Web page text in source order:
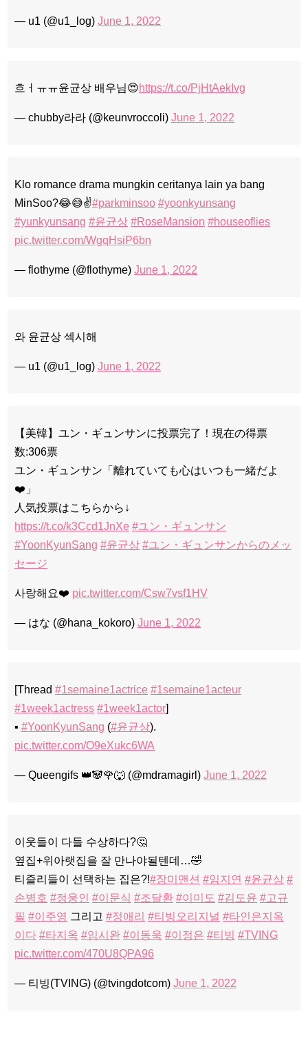
— u1 (@u1_log) June 1, 2022
흐ㅓㅠㅠ윤균상 배우님😍https://t.co/PjHtAekIvg
— chubby라라 (@keunvroccoli) June 1, 2022
Klo romance drama mungkin ceritanya lain ya bang
MinSoo?😂😅✌️#parkminsoo #yoonkyunsang
#yunkyunsang #윤균상 #RoseMansion #houseoflies
pic.twitter.com/WgqHsiP6bn
— flothyme (@flothyme) June 1, 2022
와 윤균상 섹시해
— u1 (@u1_log) June 1, 2022
【美韓】ユン・ギュンサンに投票完了！現在の得票
数:306票
ユン・ギュンサン「離れていても心はいつも一緒だよ
❤️」
人気投票はこちらから↓
https://t.co/k3Ccd1JnXe #ユン・ギュンサン
#YoonKyunSang #윤균상 #ユン・ギュンサンからのメッ
セージ
사랑해요❤️ pic.twitter.com/Csw7vsf1HV
— はな (@hana_kokoro) June 1, 2022
[Thread #1semaine1actrice #1semaine1acteur
#1week1actress #1week1actor]
▪️ #YoonKyunSang (#윤균상).
pic.twitter.com/O9eXukc6WA
— Queengifs 👑🐼🌹🐺 (@mdramagirl) June 1, 2022
이웃들이 다들 수상하다?🤔
옆집+위아랫집을 잘 만나야될텐데…🤣
티즐리들이 선택하는 집은?!#장미맨션 #임지연 #윤균상 #
손병호 #정웅인 #이문식 #조달환 #이미도 #김도윤 #고규
필 #이주영 그리고 #정애리 #티빙오리지널 #타인은지옥
이다 #타지옥 #임시완 #이동욱 #이정은 #티빙 #TVING
pic.twitter.com/470U8QPA96
— 티빙(TVING) (@tvingdotcom) June 1, 2022